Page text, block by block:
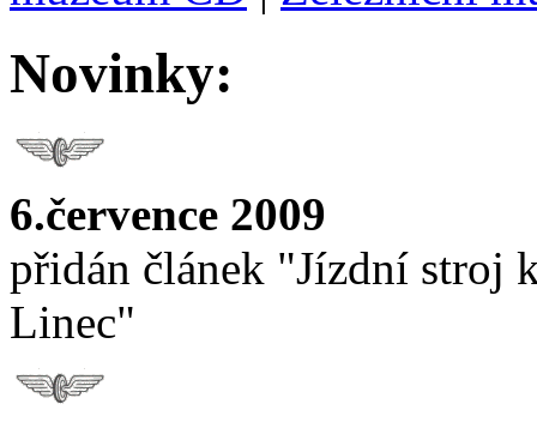
Novinky:
6.července 2009
přidán článek "Jízdní stroj
Linec"